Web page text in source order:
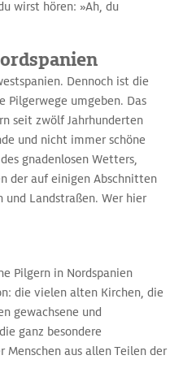
wirst hören: »Ah, du
Dennoch ist die
Pilgerwege umgeben. Das
seit zwölf Jahrhunderten
und nicht immer schöne
gnadenlosen Wetters,
der auf einigen Abschnitten
Landstraßen. Wer hier
Pilgern in Nordspanien
die vielen alten Kirchen, die
gewachsene und
ganz besondere
aus allen Teilen der